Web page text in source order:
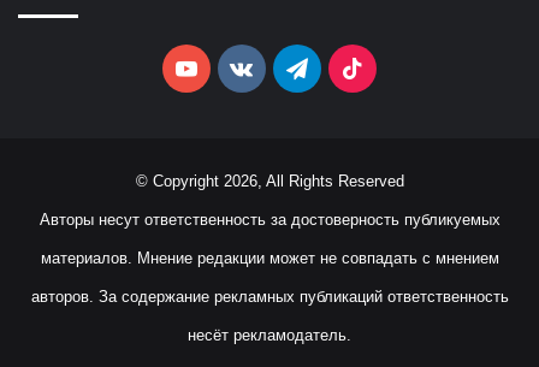
YouTubevk.comTelegramTikTok
© Copyright 2026, All Rights Reserved
Авторы несут ответственность за достоверность публикуемых
материалов. Мнение редакции может не совпадать с мнением
авторов. За содержание рекламных публикаций ответственность
несёт рекламодатель.